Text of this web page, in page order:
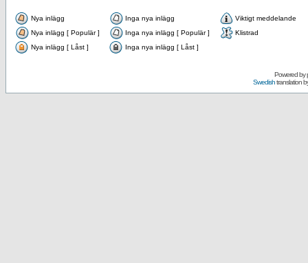
Nya inlägg Inga nya inlägg
Viktigt meddelande
Nya inlägg [ Populär ]
Inga nya inlägg [ Populär ]
Klistrad
Nya inlägg [ Låst ]
Inga nya inlägg [ Låst ]
Powered by
Swedishtranslation